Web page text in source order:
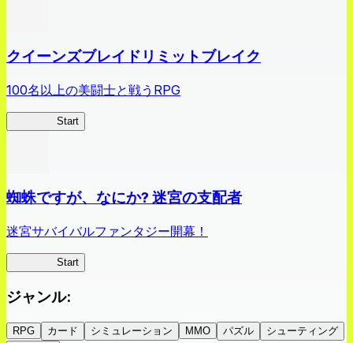
クイーンズブレイドリミットブレイク
100名以上の美闘士と戦うRPG
Start
蜘蛛ですが、なにか? 迷宮の支配者
迷宮サバイバルファンタジー開幕！
Start
ジャンル:
RPG カード シミュレーション MMO パズル
シューティング